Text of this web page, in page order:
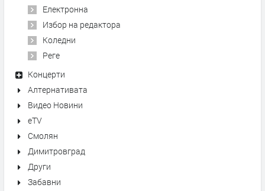
Електронна
Избор на редактора
Коледни
Реге
Концерти
Алтернативата
Видео Новини
eTV
Смолян
Димитровград
Други
Забавни